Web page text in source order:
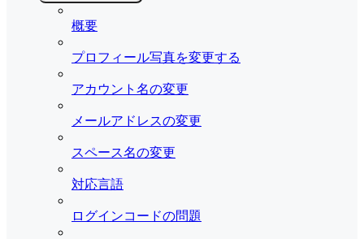
概要
プロフィール写真を変更する
アカウント名の変更
メールアドレスの変更
スペース名の変更
対応言語
ログインコードの問題